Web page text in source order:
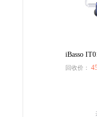
iBasso
回收价：